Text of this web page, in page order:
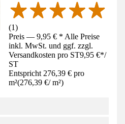
(1)
Preis — 9,95 € * Alle Preise
inkl. MwSt. und ggf. zzgl.
Versandkosten pro ST9,95 €*/
ST
Entspricht 276,39 € pro
m²(276,39 €/ m²)